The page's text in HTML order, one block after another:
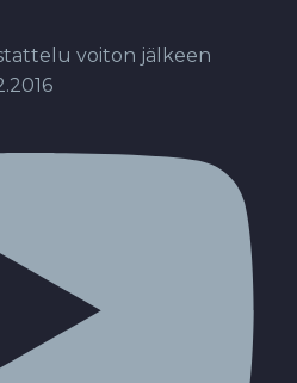
voiton jälkeen